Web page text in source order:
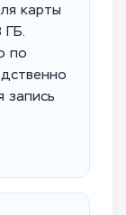
карты
ГБ.
по
запись